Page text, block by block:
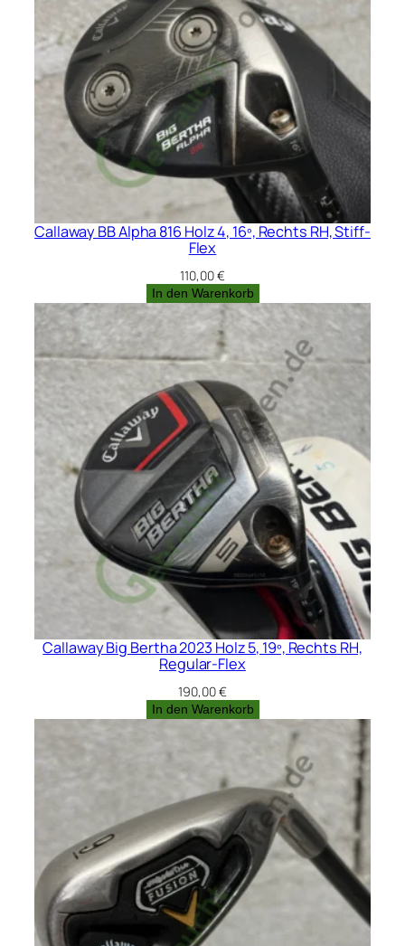
Callaway BB Alpha 816 Holz 4, 16º, Rechts RH, Stiff-
Flex
110,00€
In den Warenkorb
Callaway Big Bertha 2023 Holz 5, 19º, Rechts RH,
Regular-Flex
190,00€
In den Warenkorb